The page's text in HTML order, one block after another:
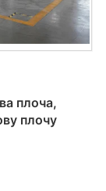
плоча,
плочу